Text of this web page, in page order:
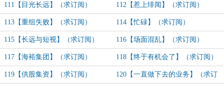
（求订阅）
111【目光长远】（求订阅） 112【惹上绯闻】（求订阅）
113【重组失败】（求订阅） 114【忙碌】（求订阅）
115【长远与短视】（求订阅） 116【场面混乱】（求订阅）
117【海裕集团】（求订阅） 118【终于有机会了】（求订阅）
119【供股集资】（求订阅） 120【一直做下去的业务】（求订